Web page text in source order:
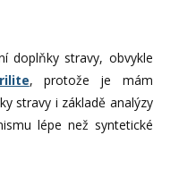
doplňky stravy, obvykle
, protože je mám
stravy i základě analýzy
lépe než syntetické